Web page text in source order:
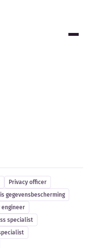
Privacy officer
gegevensbescherming
specialist